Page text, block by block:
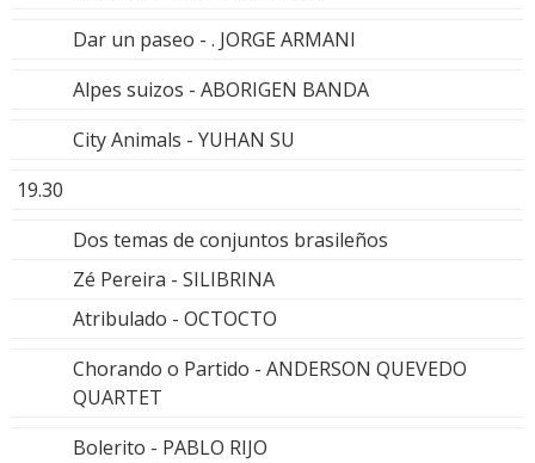
Dar un paseo - . JORGE ARMANI
Alpes suizos - ABORIGEN BANDA
City Animals - YUHAN SU
19.30
Dos temas de conjuntos brasileños
Zé Pereira - SILIBRINA
Atribulado - OCTOCTO
Chorando o Partido - ANDERSON QUEVEDO
QUARTET
Bolerito - PABLO RIJO